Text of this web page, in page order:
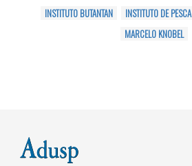
INSTITUTO BUTANTAN
INSTITUTO DE PESCA
MARCELO KNOBEL